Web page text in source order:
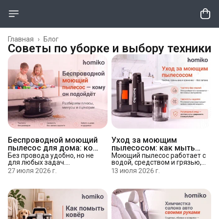
Блог
Главная ›
Советы по уборке и выбору техники
Беспроводной моющий
пылесос для дома: кому
подойдёт, плюсы и
минусы, как выбрать
Без провода удобно, но не
для любых задач.
Разбираем, кому реально
выгоднее проводной:
сценарии для авто, точечной
уборки и химчистки всей
квартиры. Что смотреть при
выборе — сила всасывания,
27 июля 2026 г.
Уход за моющим
пылесосом: как мыть
фильтр, бак и шланг без
запаха
Моющий пылесос работает с
водой, средством и грязью,
поэтому от ухода зависит,
Разбираем по порядку: что
делать после каждой уборки,
как мыть бак, фильтр и
шланг, как правильно
хранить прибор и что делать,
13 июля 2026 г.